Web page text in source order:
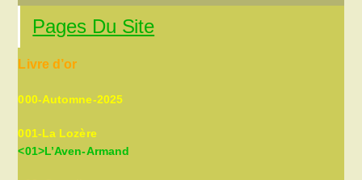
Pages Du Site
Livre d’or
000-Automne-2025
001-La Lozère
<01>L’Aven-Armand